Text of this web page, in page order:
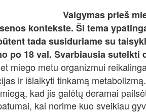
Valgymas prieš
kontekste. Ši tema
tada susiduriame su
po 18 val. Svarbiausia sutelkti
miego metu organizmui
ir išlaikyti tinkamą
kad jis galėtų deramai
kai norime kuo sveikiau